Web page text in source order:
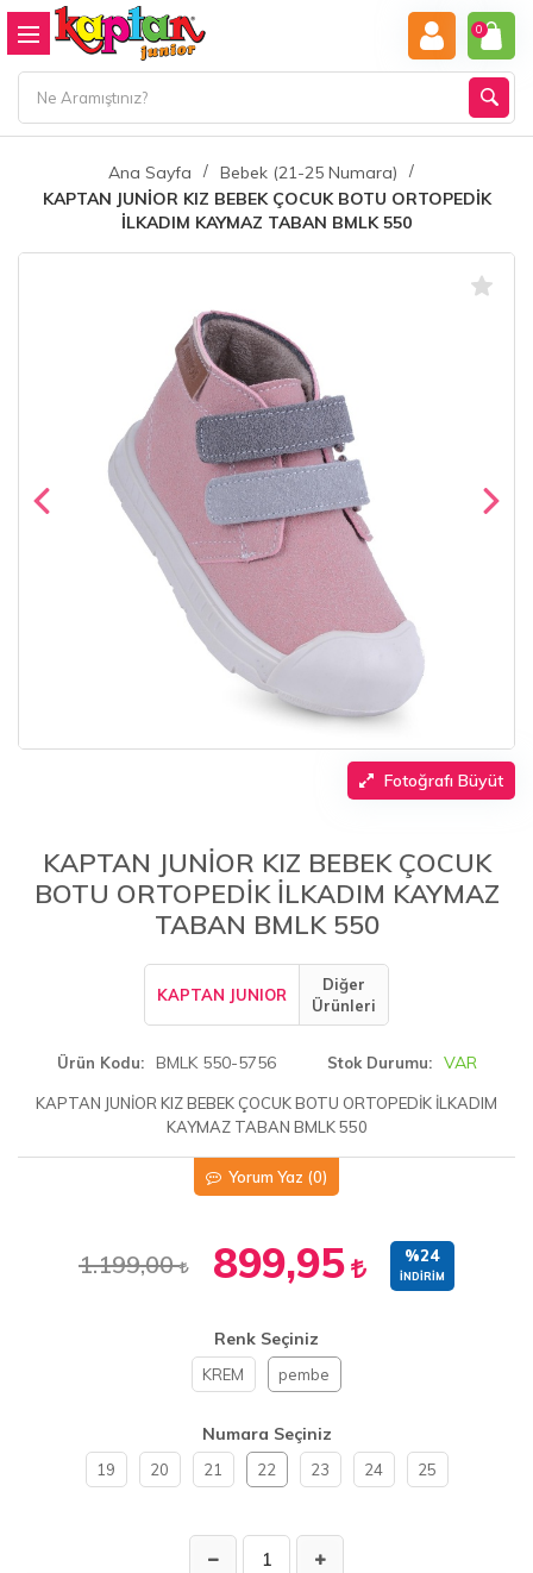
0
Ana Sayfa
Bebek (21-25 Numara)
KAPTAN JUNİOR KIZ BEBEK ÇOCUK BOTU ORTOPEDİK
İLKADIM KAYMAZ TABAN BMLK 550
Fotoğrafı Büyüt
KAPTAN JUNİOR KIZ BEBEK ÇOCUK
BOTU ORTOPEDİK İLKADIM KAYMAZ
TABAN BMLK 550
KAPTAN JUNIOR
Diğer
Ürünleri
Ürün Kodu BMLK 550-5756 Stok Durumu VAR
KAPTAN JUNİOR KIZ BEBEK ÇOCUK BOTU ORTOPEDİK İLKADIM
KAYMAZ TABAN BMLK 550
Yorum Yaz (0)
1.199,00 899,95 %24
İNDIRIM
Renk Seçiniz
KREM pembe
Numara Seçiniz
19 20 21 22 23 24 25